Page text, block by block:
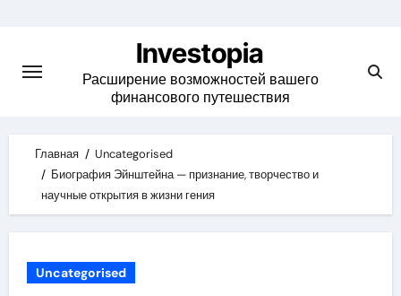
content
Investopia
Расширение возможностей вашего
финансового путешествия
Главная
Uncategorised
Биография Эйнштейна — признание, творчество и
научные открытия в жизни гения
Uncategorised